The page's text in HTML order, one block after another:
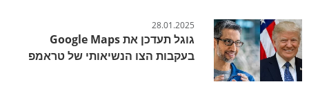
28.01.2025
גוגל תעדכן את Google Maps
בעקבות הצו הנשיאותי של טראמפ